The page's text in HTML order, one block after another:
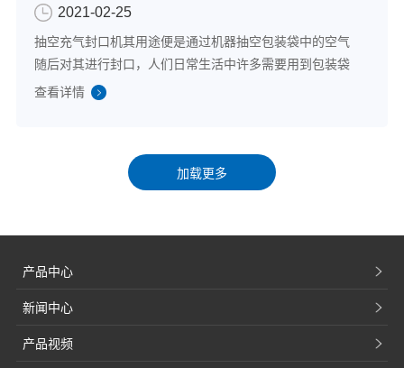
2021-02-25
抽空充气封口机其用途便是通过机器抽空包装袋中的空气
随后对其进行封口，人们日常生活中许多需要用到包装袋
的密闭性食品、商品都是用靠谱的抽空充气封口机进行封
查看详情
产品中心
新闻中心
产品视频